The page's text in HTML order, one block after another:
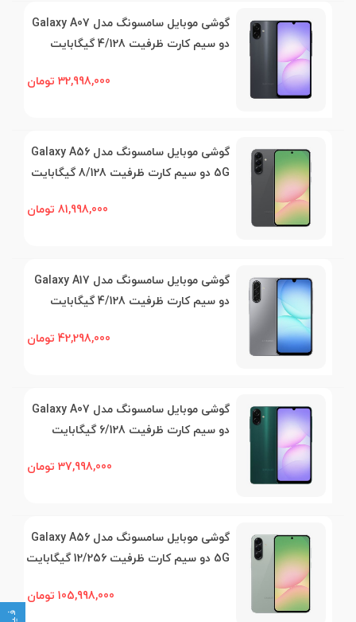
گوشی موبایل سامسونگ مدل Galaxy A07
دو سیم کارت ظرفیت 4/128 گیگابایت
32,998,000 تومان
گوشی موبایل سامسونگ مدل Galaxy A56
5G دو سیم کارت ظرفیت 8/128 گیگابایت
81,998,000 تومان
گوشی موبایل سامسونگ مدل Galaxy A17
دو سیم کارت ظرفیت 4/128 گیگابایت
42,298,000 تومان
گوشی موبایل سامسونگ مدل Galaxy A07
دو سیم کارت ظرفیت 6/128 گیگابایت
37,998,000 تومان
گوشی موبایل سامسونگ مدل Galaxy A56
5G دو سیم کارت ظرفیت 12/256 گیگابایت
105,998,000 تومان